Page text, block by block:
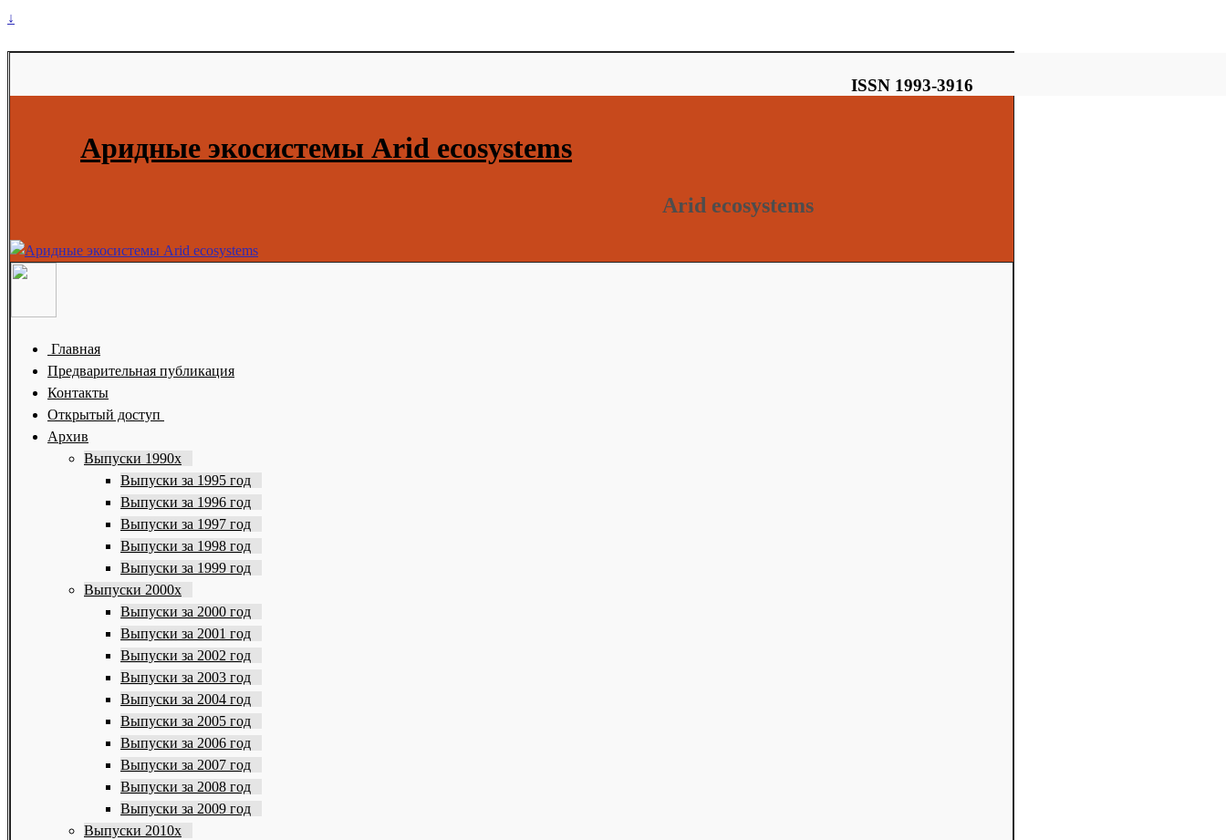
↓
ISSN 1993-3916
Аридные экосистемы Arid ecosystems
Arid ecosystems
Главная
Предварительная публикация
Контакты
Открытый доступ
Архив
Выпуски 1990х
Выпуски за 1995 год
Выпуски за 1996 год
Выпуски за 1997 год
Выпуски за 1998 год
Выпуски за 1999 год
Выпуски 2000х
Выпуски за 2000 год
Выпуски за 2001 год
Выпуски за 2002 год
Выпуски за 2003 год
Выпуски за 2004 год
Выпуски за 2005 год
Выпуски за 2006 год
Выпуски за 2007 год
Выпуски за 2008 год
Выпуски за 2009 год
Выпуски 2010х